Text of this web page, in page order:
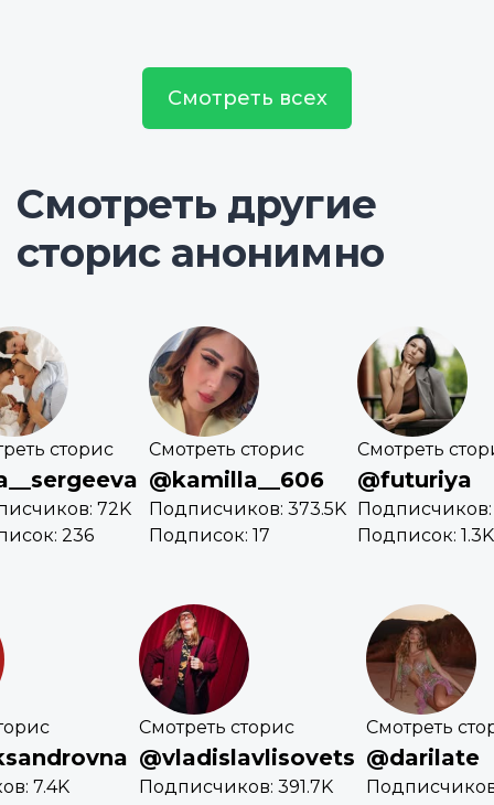
Смотреть всех
Смотреть другие
сторис анонимно
сторис
72K
236
Смотреть сторис
@kamilla__606
Подписчиков: 373.5K
Подписок: 17
Смотреть
@futuriya
Подписчиков:
Подписок: 1.3K
7.4K
Смотреть сторис
@vladislavlisovets
Подписчиков: 391.7K
Смотреть
@darilate